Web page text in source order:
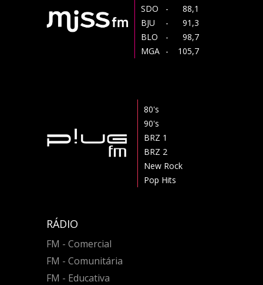
SDO
- 88,1
BJU
- 91,3
BLO
- 98,7
MGA - 105,7
80's
90's
BRZ 1
BRZ 2
New Rock
Pop Hits
RÁDIO
FM - Comercial
FM - Comunitária
FM - Educativa